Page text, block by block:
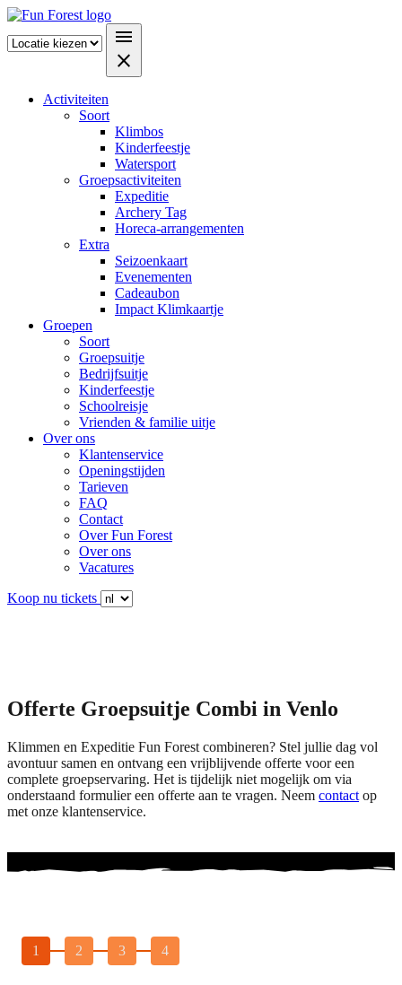
menu
close
Activiteiten
Soort
Klimbos
Kinderfeestje
Watersport
Groepsactiviteiten
Expeditie
Archery Tag
Horeca-arrangementen
Extra
Seizoenkaart
Evenementen
Cadeaubon
Impact Klimkaartje
Groepen
Soort
Groepsuitje
Bedrijfsuitje
Kinderfeestje
Schoolreisje
Vrienden & familie uitje
Over ons
Klantenservice
Openingstijden
Tarieven
FAQ
Contact
Over Fun Forest
Over ons
Vacatures
Koop nu tickets
Offerte Groepsuitje Combi in Venlo
Klimmen en Expeditie Fun Forest combineren? Stel jullie dag vol
avontuur samen en ontvang een vrijblijvende offerte voor een
complete groepservaring. Het is tijdelijk niet mogelijk om via
onderstaand formulier een offerte aan te vragen. Neem contact op
met onze klantenservice.
1 2 3 4